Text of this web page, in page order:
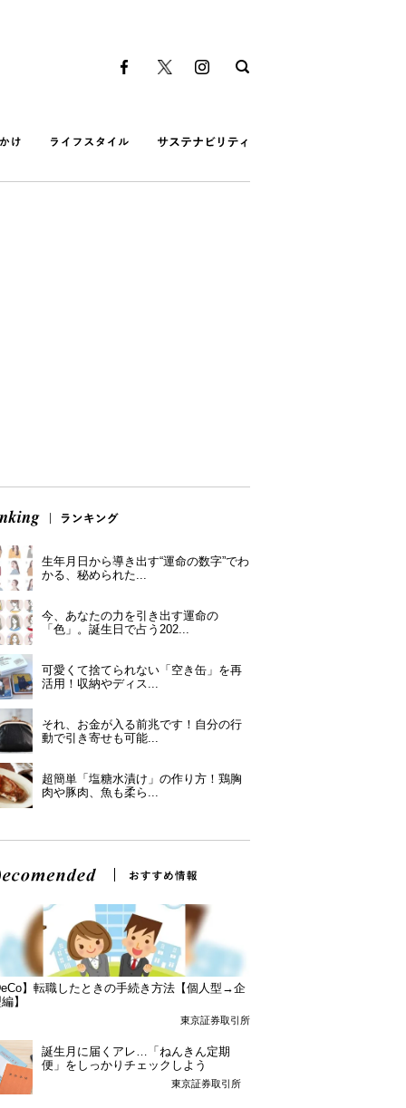
生年月日から導き出す“運命の数字”でわ
かる、秘められた...
今、あなたの力を引き出す運命の
「色」。誕生日で占う202...
可愛くて捨てられない「空き缶」を再
活用！収納やディス...
それ、お金が入る前兆です！自分の行
動で引き寄せも可能...
超簡単「塩糖水漬け」の作り方！鶏胸
肉や豚肉、魚も柔ら...
】転職したときの手続き方法【個人型→企
】
東京証券取引所
誕生月に届くアレ…「ねんきん定期
便」をしっかりチェックしよう
東京証券取引所